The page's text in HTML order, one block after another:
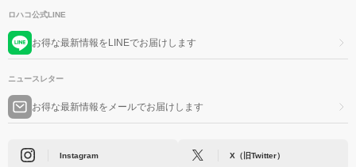
ロハコ公式LINE
お得な最新情報をLINEでお届けします
ニュースレター
お得な最新情報をメールでお届けします
Instagram X（旧Twitter）